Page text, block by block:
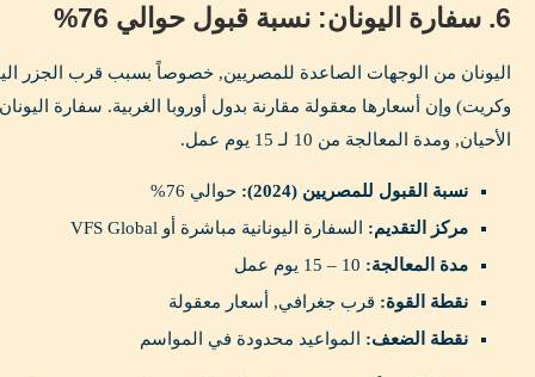
6. سفارة اليونان: نسبة قبول حوالي 76%
اليونان من الوجهات الصاعدة للمصريين, خصوصاً بسبب قرب الجزر
وكريت) وإن أسعارها معقولة مقارنة بدول أوروبا الغربية. سفارة
الأحيان, ومدة المعالجة من 10 لـ 15 يوم عمل.
نسبة القبول للمصريين (2024):
حوالي 76%
مركز التقديم: السفارة اليونانية مباشرة أو VFS Global
مدة المعالجة:
نقطة القوة: قرب جغرافي, أسعار معقولة
نقطة الضعف: المواعيد محدودة في المواسم